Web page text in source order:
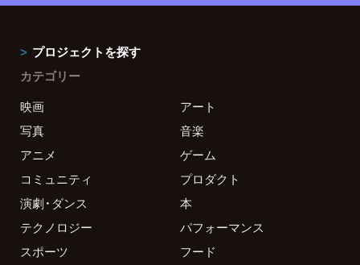
プロジェクトを探す
カテゴリー
映画
アート
写真
音楽
アニメ
ゲーム
コミュニティ
プロダクト
演劇・ダンス
本
テクノロジー
パフォーマンス
スポーツ
フード